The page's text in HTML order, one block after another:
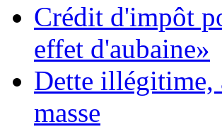
Crédit d'impôt
effet d'aubaine»
Dette illégitime,
masse